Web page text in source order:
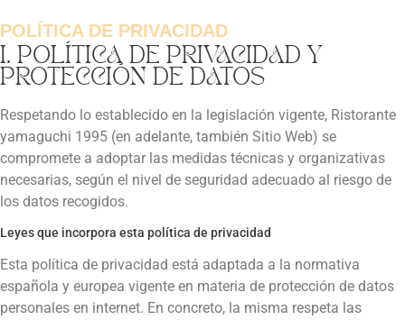
POLÍTICA DE PRIVACIDAD
I. POLÍTICA DE PRIVACIDAD Y
PROTECCIÓN DE DATOS
Respetando lo establecido en la legislación vigente, Ristorante
yamaguchi 1995 (en adelante, también Sitio Web) se
compromete a adoptar las medidas técnicas y organizativas
necesarias, según el nivel de seguridad adecuado al riesgo de
los datos recogidos.
Leyes que incorpora esta política de privacidad
Esta política de privacidad está adaptada a la normativa
española y europea vigente en materia de protección de datos
personales en internet. En concreto, la misma respeta las